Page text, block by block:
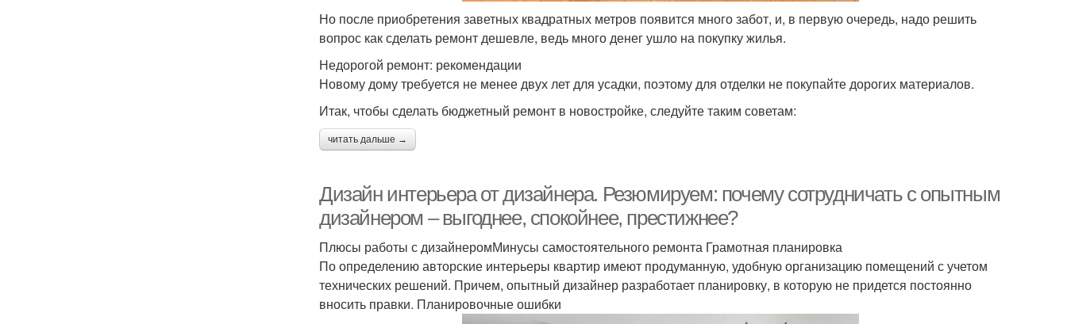
Но после приобретения заветных квадратных метров появится много забот, и, в первую очередь, надо решить
вопрос как сделать ремонт дешевле, ведь много денег ушло на покупку жилья.
Недорогой ремонт: рекомендации
Новому дому требуется не менее двух лет для усадки, поэтому для отделки не покупайте дорогих материалов.
Итак, чтобы сделать бюджетный ремонт в новостройке, следуйте таким советам:
читать дальше →
Дизайн интерьера от дизайнера. Резюмируем: почему сотрудничать с опытным
дизайнером – выгоднее, спокойнее, престижнее?
Плюсы работы с дизайнеромМинусы самостоятельного ремонта Грамотная планировка
По определению авторские интерьеры квартир имеют продуманную, удобную организацию помещений с учетом
технических решений. Причем, опытный дизайнер разработает планировку, в которую не придется постоянно
вносить правки. Планировочные ошибки